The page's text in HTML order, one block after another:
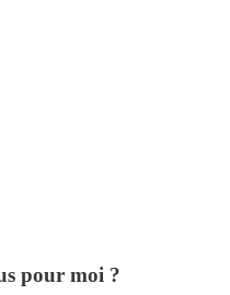
pour moi ?